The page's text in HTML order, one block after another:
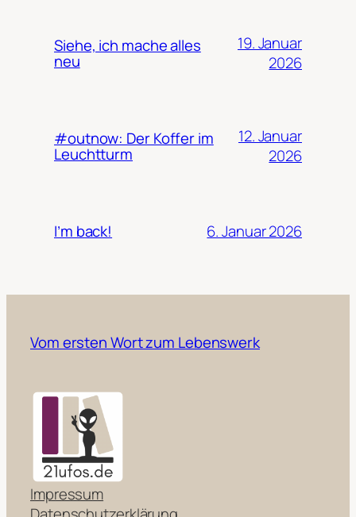
Siehe, ich mache alles
neu
19. Januar
2026
#outnow: Der Koffer im
Leuchtturm
12. Januar
2026
I’m back! 6. Januar 2026
Vom ersten Wort zum Lebenswerk
Impressum